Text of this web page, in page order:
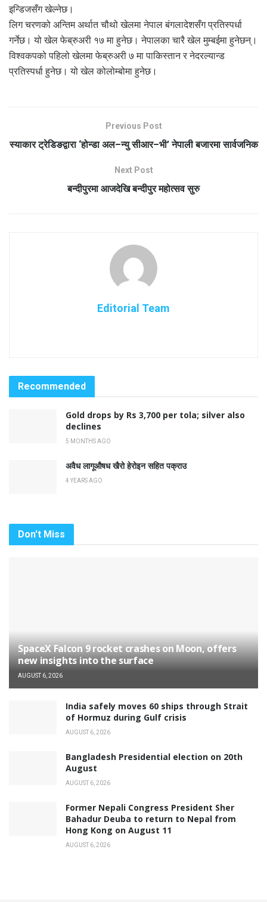
इन्डिजसँग खेल्नेछ।
लिग चरणको अन्तिम अर्थात चौथो खेलमा नेपाल बंगलादेशसँग प्रतिस्पर्धा
गर्नेछ। यो खेल फेब्रुअरी १७ मा हुनेछ। नेपालका चारै खेल मुम्बईमा हुनेछन्।
विश्वकपको पहिलो खेलमा फेब्रुअरी ७ मा पाकिस्तान र नेदरल्यान्ड
प्रतिस्पर्धा हुनेछ। यो खेल कोलोम्बोमा हुनेछ।
Previous Post
स्याकार ट्रेडिङद्वारा ‘होन्डा अल–न्यु सीआर–भी’ नेपाली बजारमा सार्वजनिक
Next Post
बन्दीपुरमा आजदेखि बन्दीपुर महोत्सव सुरु
Editorial Team
Recommended
Gold drops by Rs 3,700 per tola; silver also
declines
5 MONTHS AGO
अवैध लागूऔषध खैरो हेरोइन सहित पक्राउ
4 YEARS AGO
Don't Miss
SpaceX Falcon 9 rocket crashes on Moon, offers
new insights into the surface
AUGUST 6, 2026
India safely moves 60 ships through Strait
of Hormuz during Gulf crisis
AUGUST 6, 2026
Bangladesh Presidential election on 20th
August
AUGUST 6, 2026
Former Nepali Congress President Sher
Bahadur Deuba to return to Nepal from
Hong Kong on August 11
AUGUST 6, 2026